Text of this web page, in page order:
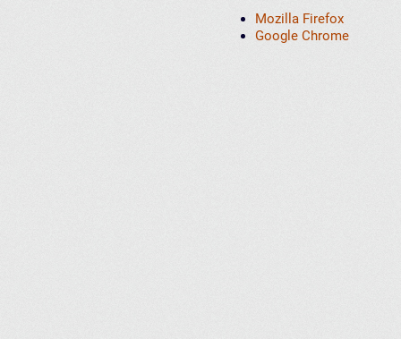
Mozilla Firefox
Google Chrome